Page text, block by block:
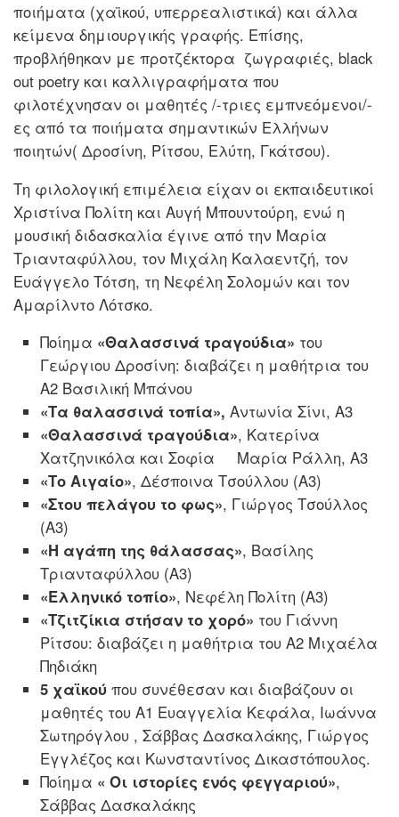
ποιήματα (χαϊκού, υπερρεαλιστικά) και άλλα
κείμενα δημιουργικής γραφής. Επίσης,
προβλήθηκαν με προτζέκτορα ζωγραφιές, black
out poetry και καλλιγραφήματα που
φιλοτέχνησαν οι μαθητές /-τριες εμπνεόμενοι/-
ες από τα ποιήματα σημαντικών Ελλήνων
ποιητών( Δροσίνη, Ρίτσου, Ελύτη, Γκάτσου).
Τη φιλολογική επιμέλεια είχαν οι εκπαιδευτικοί
Χριστίνα Πολίτη και Αυγή Μπουντούρη, ενώ η
μουσική διδασκαλία έγινε από την Μαρία
Τριανταφύλλου, τον Μιχάλη Καλαεντζή, τον
Ευάγγελο Τότση, τη Νεφέλη Σολομών και τον
Αμαρίλντο Λότσκο.
Ποίημα «Θαλασσινά τραγούδια» του
Γεώργιου Δροσίνη: διαβάζει η μαθήτρια του
Α2 Βασιλική Μπάνου
«Τα θαλασσινά τοπία», Αντωνία Σίνι, Α3
«Θαλασσινά τραγούδια», Κατερίνα
Χατζηνικόλα και Σοφία Μαρία Ράλλη, Α3
«Το Αιγαίο», Δέσποινα Τσούλλου (Α3)
«Στου πελάγου το φως», Γιώργος Τσούλλος
(Α3)
«Η αγάπη της θάλασσας», Βασίλης
Τριανταφύλλου (Α3)
«Ελληνικό τοπίο», Νεφέλη Πολίτη (Α3)
«Τζιτζίκια στήσαν το χορό» του Γιάννη
Ρίτσου: διαβάζει η μαθήτρια του Α2 Μιχαέλα
Πηδιάκη
5 χαϊκού που συνέθεσαν και διαβάζουν οι
μαθητές του Α1 Ευαγγελία Κεφάλα, Ιωάννα
Σωτηρόγλου , Σάββας Δασκαλάκης, Γιώργος
Εγγλέζος και Κωνσταντίνος Δικαστόπουλος.
Ποίημα « Οι ιστορίες ενός φεγγαριού»,
Σάββας Δασκαλάκης